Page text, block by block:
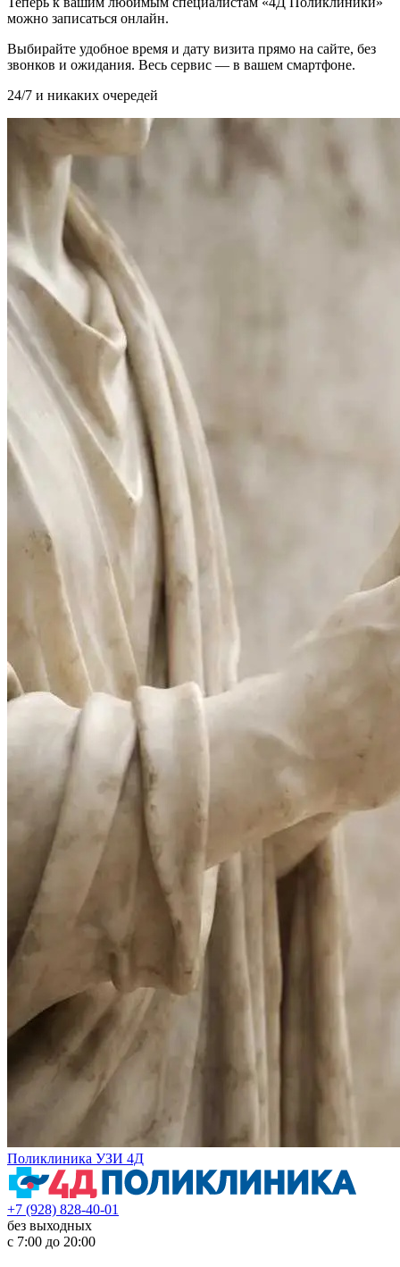
можно записаться онлайн.
Выбирайте удобное время и дату визита прямо на сайте, без
звонков и ожидания. Весь сервис — в вашем смартфоне.
24/7 и никаких очередей
Поликлиника УЗИ 4Д
+7 (928) 828-40-01
без выходных
с 7:00 до 20:00